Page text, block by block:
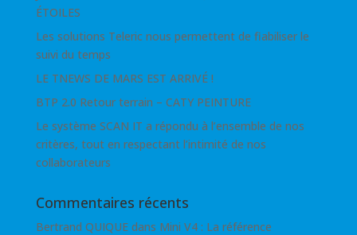
ÉTOILES
Les solutions Teleric nous permettent de fiabiliser le
suivi du temps
LE TNEWS DE MARS EST ARRIVÉ !
BTP 2.0 Retour terrain – CATY PEINTURE
Le système SCAN IT a répondu à l’ensemble de nos
critères, tout en respectant l’intimité de nos
collaborateurs
Commentaires récents
Bertrand QUIQUEdans Mini V4 : La référence